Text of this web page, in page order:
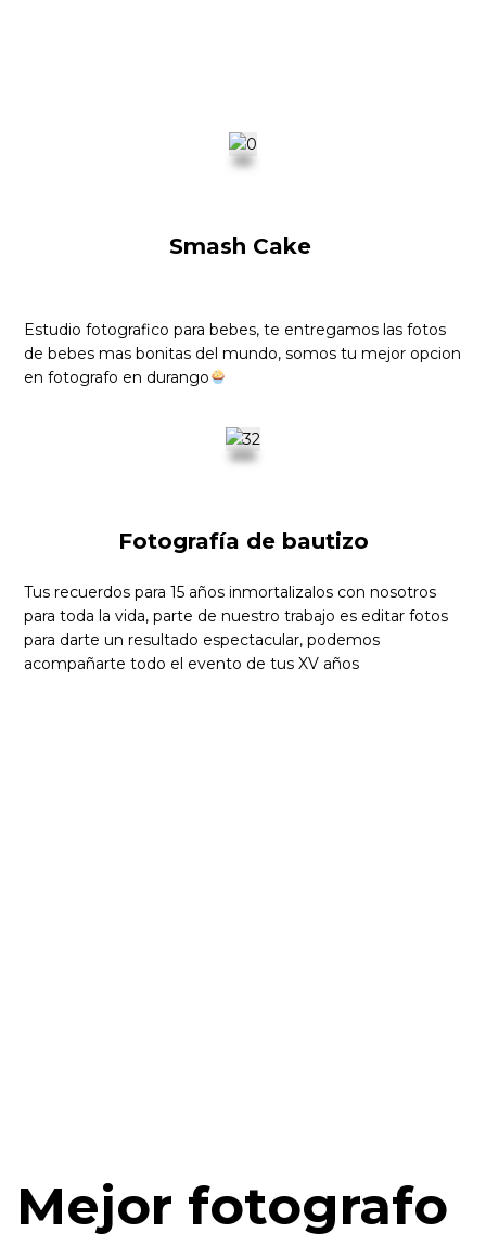
Smash Cake
Estudio fotografico para bebes, te entregamos las fotos
de bebes mas bonitas del mundo, somos tu mejor opcion
en fotografo en durango
Fotografía de bautizo
Tus recuerdos para 15 años inmortalizalos con nosotros
para toda la vida, parte de nuestro trabajo es editar fotos
para darte un resultado espectacular, podemos
acompañarte todo el evento de tus XV años
Mejor fotografo